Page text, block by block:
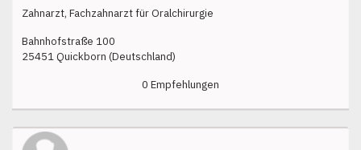
Zahnarzt, Fachzahnarzt für Oralchirurgie
Bahnhofstraße 100
25451 Quickborn (Deutschland)
0 Empfehlungen